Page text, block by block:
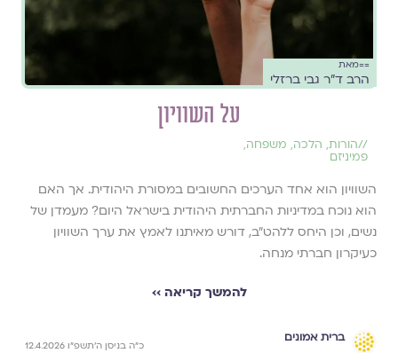
==מאת
הרב ד״ר גבי ברזלי
על השוויון
//הורות, הלכה, משפחה,
פמיניזם
השוויון הוא אחד הערכים החשובים במסורת היהודית. אך האם
הוא נוכח במדיניות החברתית היהודית בישראל היום? מעמדן של
נשים, וכן היחס ללהט"ב, דורש מאיתנו לאמץ את ערך השוויון
כעיקרון חברתי מנחה.
להמשך קריאה ››
ברית אמונים
כ״ה בניסן ה׳תשפ״ו 12.4.2026